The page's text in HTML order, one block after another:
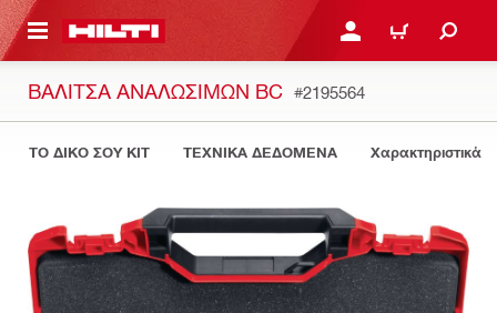
ΕΛΕΓΞΕΙΣ ΤΟ ΠΑΚΕΤΟ ΠΟΥ ΕΧΕΙΣ ΦΤΙΑΞΕΙ ΚΆΝΕ ΣΎΝΔΕΣΗ Ή
ΚΑΛΆΘΙ
ΒΑΛΊΤΣΑ ΑΝΑΛΩΣΊΜΩΝ BC #2195564
ΤΟ ΔΙΚΟ ΣΟΥ KIT ΤΕΧΝΙΚΑ ΔΕΔΟΜΕΝΑ Χαρακτηριστικά